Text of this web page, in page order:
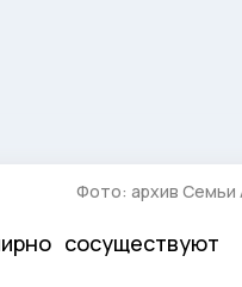
Фото: архив Семьи
сосуществуют